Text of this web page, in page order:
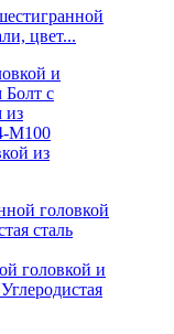
цвет...
из
головкой и